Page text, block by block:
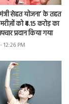
सेहत योजना’ के तहत
को ₹4.15 करोड़ का
प्रदान किया गया
12:26 PM